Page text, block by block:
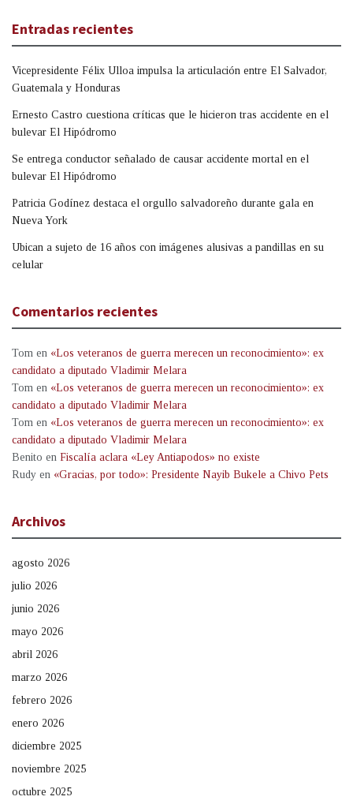
Entradas recientes
Vicepresidente Félix Ulloa impulsa la articulación entre El Salvador,
Guatemala y Honduras
Ernesto Castro cuestiona críticas que le hicieron tras accidente en el
bulevar El Hipódromo
Se entrega conductor señalado de causar accidente mortal en el
bulevar El Hipódromo
Patricia Godínez destaca el orgullo salvadoreño durante gala en
Nueva York
Ubican a sujeto de 16 años con imágenes alusivas a pandillas en su
celular
Comentarios recientes
Tom en «Los veteranos de guerra merecen un reconocimiento»: ex
candidato a diputado Vladimir Melara
Tom en «Los veteranos de guerra merecen un reconocimiento»: ex
candidato a diputado Vladimir Melara
Tom en «Los veteranos de guerra merecen un reconocimiento»: ex
candidato a diputado Vladimir Melara
Benito en Fiscalía aclara «Ley Antiapodos» no existe
Rudy en «Gracias, por todo»: Presidente Nayib Bukele a Chivo Pets
Archivos
agosto 2026
julio 2026
junio 2026
mayo 2026
abril 2026
marzo 2026
febrero 2026
enero 2026
diciembre 2025
noviembre 2025
octubre 2025